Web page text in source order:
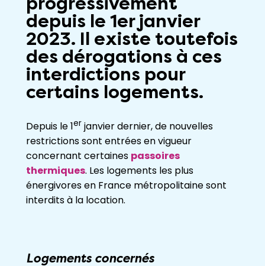
depuis le 1er janvier
2023. Il existe toutefois
des dérogations à ces
interdictions pour
certains logements.
Depuis le 1er janvier dernier, de nouvelles
restrictions sont entrées en vigueur
concernant certaines passoires
thermiques. Les logements les plus
énergivores en France métropolitaine sont
interdits à la location.
Logements concernés